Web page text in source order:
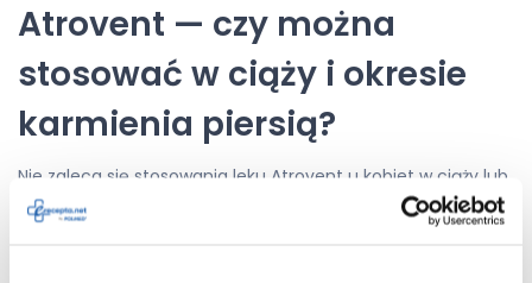
Atrovent — czy można
stosować w ciąży i okresie
karmienia piersią?
Nie zaleca się stosowania leku Atrovent u kobiet w ciąży lub
podejrzewających ciążę. Lekarz może jednak podjąć taką
decyzję, jeżeli korzyści z tym związane znacznie